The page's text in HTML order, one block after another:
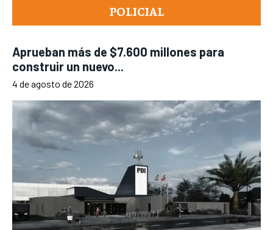
POLICIAL
Aprueban más de $7.600 millones para
construir un nuevo...
4 de agosto de 2026